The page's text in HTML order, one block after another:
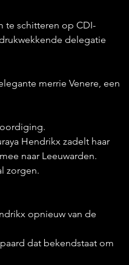
te schitteren op CDI-
delegatie
merrie Venere, een
Hendrikx zadelt haar
naar Leeuwarden.
zorgen.
opnieuw van de
dat bekendstaat om